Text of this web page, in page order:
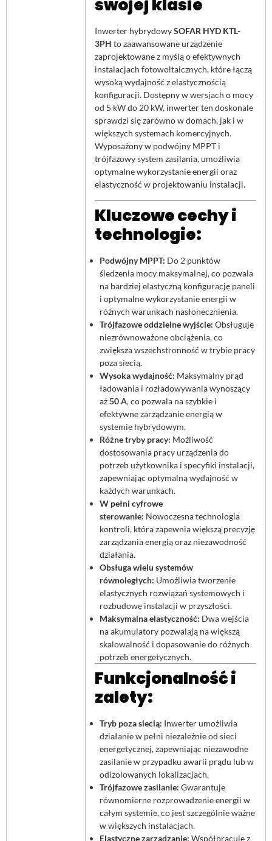
swojej klasie
Inwerter hybrydowySOFAR HYD KTL-
3PH to zaawansowane urządzenie
zaprojektowane z myślą o efektywnych
instalacjach fotowoltaicznych, które łączą
wysoką wydajność z elastycznością
konfiguracji. Dostępny w wersjach o mocy
od 5 kW do 20 kW, inwerter ten doskonale
sprawdzi się zarówno w domach, jak i w
większych systemach komercyjnych.
Wyposażony w podwójny MPPT i
trójfazowy system zasilania, umożliwia
optymalne wykorzystanie energii oraz
elastyczność w projektowaniu instalacji.
Kluczowe cechy i
technologie:
Podwójny MPPT: Do 2 punktów
śledzenia mocy maksymalnej, co pozwala
na bardziej elastyczną konfigurację paneli
i optymalne wykorzystanie energii w
różnych warunkach nasłonecznienia.
Trójfazowe oddzielne wyjście: Obsługuje
niezrównoważone obciążenia, co
zwiększa wszechstronność w trybie pracy
poza siecią.
Wysoka wydajność: Maksymalny prąd
ładowania i rozładowywania wynoszący
aż50 A, co pozwala na szybkie i
efektywne zarządzanie energią w
systemie hybrydowym.
Różne tryby pracy: Możliwość
dostosowania pracy urządzenia do
potrzeb użytkownika i specyfiki instalacji,
zapewniając optymalną wydajność w
każdych warunkach.
W pełni cyfrowe
sterowanie: Nowoczesna technologia
kontroli, która zapewnia większą precyzję
zarządzania energią oraz niezawodność
działania.
Obsługa wielu systemów
równoległych: Umożliwia tworzenie
elastycznych rozwiązań systemowych i
rozbudowę instalacji w przyszłości.
Maksymalna elastyczność: Dwa wejścia
na akumulatory pozwalają na większą
skalowalność i dopasowanie do różnych
potrzeb energetycznych.
Funkcjonalność i
zalety:
Tryb poza siecią: Inwerter umożliwia
działanie w pełni niezależnie od sieci
energetycznej, zapewniając niezawodne
zasilanie w przypadku awarii prądu lub w
odizolowanych lokalizacjach.
Trójfazowe zasilanie: Gwarantuje
równomierne rozprowadzenie energii w
całym systemie, co jest szczególnie ważne
w większych instalacjach.
Elastyczne zarządzanie: Współpracuje z